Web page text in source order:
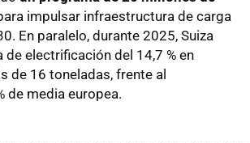
impulsar infraestructura de carga
En paralelo, durante 2025, Suiza
de electrificación del 14,7 % en
de 16 toneladas, frente al
de media europea.